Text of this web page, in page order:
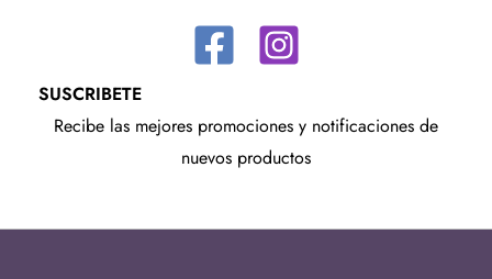
SUSCRIBETE
Recibe las mejores promociones y notificaciones de
nuevos productos